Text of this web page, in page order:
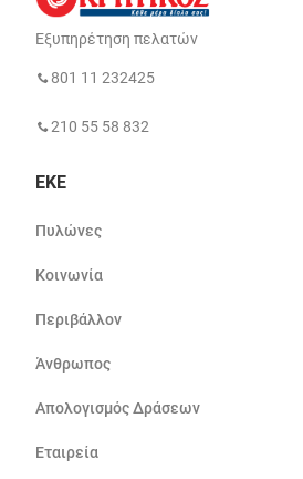
Εξυπηρέτηση πελατών
801 11 232425
210 55 58 832
ΕΚΕ
Πυλώνες
Κοινωνία
Περιβάλλον
Άνθρωπος
Απολογισμός Δράσεων
Εταιρεία